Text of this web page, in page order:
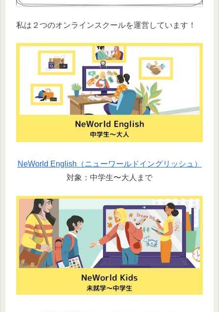
私は２つのオンラインスクールを運営しています！
NeWorld English（ニューワールドイングリッシュ）
対象：中学生〜大人まで